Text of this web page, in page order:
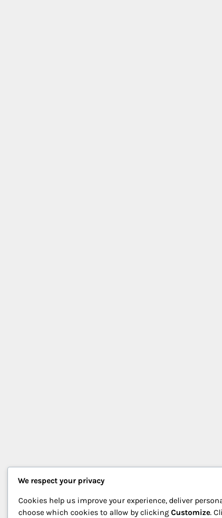
We respect your privacy
Cookies help us improve your experience, deliver
choose which cookies to allow by clicking Customize.